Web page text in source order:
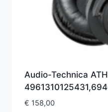
Audio-Technica
€ 158,00